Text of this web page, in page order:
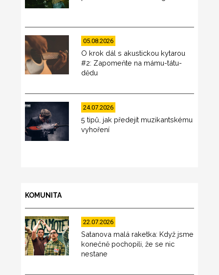
05.08.2026
O krok dál s akustickou kytarou
#2: Zapomeňte na mámu-tátu-
dědu
24.07.2026
5 tipů, jak předejít muzikantskému
vyhoření
KOMUNITA
22.07.2026
Satanova malá raketka: Když jsme
konečně pochopili, že se nic
nestane